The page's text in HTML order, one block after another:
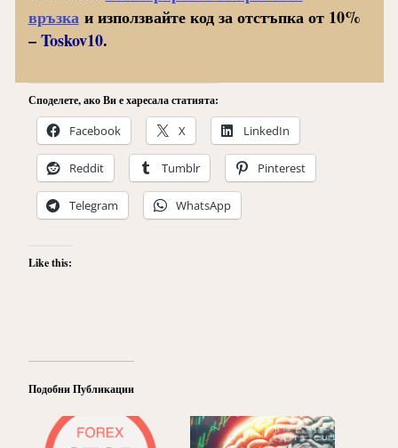
връзкаи използвайте код за отстъпка от 10%
–Toskov10.
Споделете, ако Ви е харесала статията:
Facebook X LinkedIn
Reddit Tumblr Pinterest
Telegram WhatsApp
Like this:
Подобни Публикации